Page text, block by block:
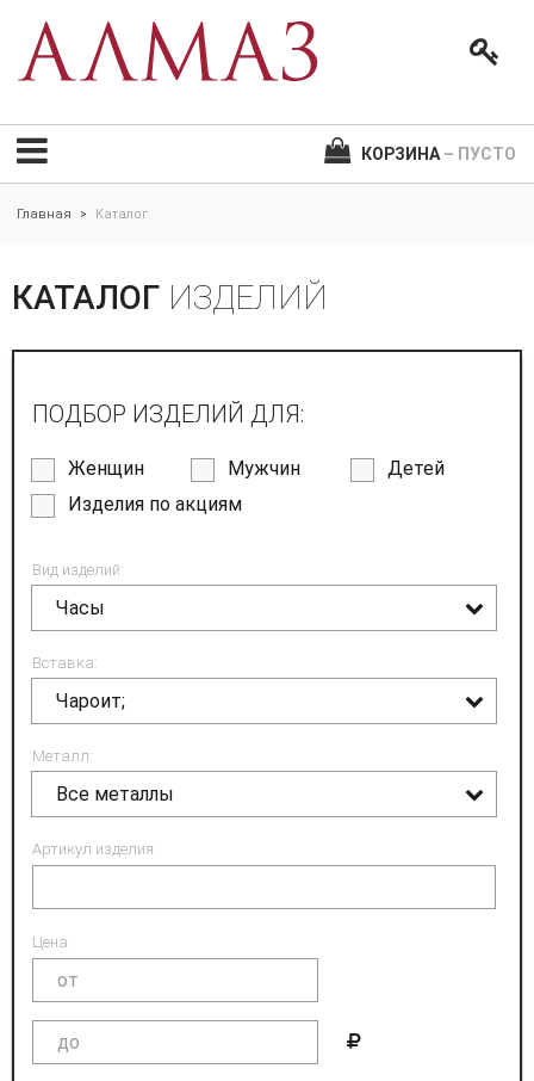
КОРЗИНА – ПУСТО
Главная > Каталог
КАТАЛОГ ИЗДЕЛИЙ
ПОДБОР ИЗДЕЛИЙ ДЛЯ:
Женщин Мужчин
Детей
Изделия по акциям
Вид изделий:
Часы
Вставка:
Чароит;
Металл:
Все металлы
Артикул изделия:
Цена: